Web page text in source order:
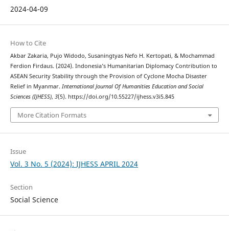
2024-04-09
How to Cite
Akbar Zakaria, Pujo Widodo, Susaningtyas Nefo H. Kertopati, & Mochammad
Ferdion Firdaus. (2024). Indonesia’s Humanitarian Diplomacy Contribution to
ASEAN Security Stability through the Provision of Cyclone Mocha Disaster
Relief in Myanmar. International Journal Of Humanities Education and Social
Sciences (IJHESS), 3(5). https://doi.org/10.55227/ijhess.v3i5.845
More Citation Formats
Issue
Vol. 3 No. 5 (2024): IJHESS APRIL 2024
Section
Social Science